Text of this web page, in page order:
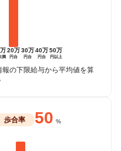
満
20万
円台
30万
円台
40万
円台
50万
円以上
報の下限給与から平均値を算
歩合率 50 %